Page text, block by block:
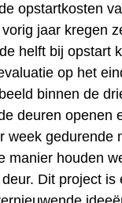
opstartkosten
jaar kregen
helft bij opstart
op het
binnen de
deuren openen
week gedurende
manier houden
Dit project is